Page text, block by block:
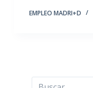
EMPLEO MADRI+D
Buscar